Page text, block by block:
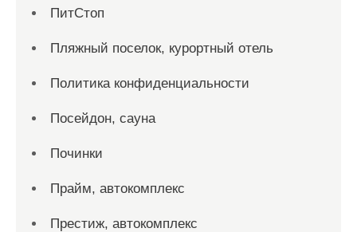
ПитСтоп
Пляжный поселок, курортный отель
Политика конфиденциальности
Посейдон, сауна
Починки
Прайм, автокомплекс
Престиж, автокомплекс